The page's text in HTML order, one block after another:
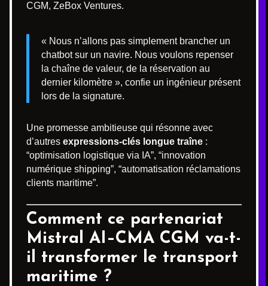
CGM, ZeBox Ventures.
« Nous n’allons pas simplement brancher un
chatbot sur un navire. Nous voulons repenser
la chaîne de valeur, de la réservation au
dernier kilomètre », confie un ingénieur présent
lors de la signature.
Une promesse ambitieuse qui résonne avec
d’autres expressions-clés longue traîne :
“optimisation logistique via IA”, “innovation
numérique shipping”, “automatisation réclamations
clients maritime”.
Comment ce partenariat
Mistral AI–CMA CGM va-t-
il transformer le transport
maritime ?